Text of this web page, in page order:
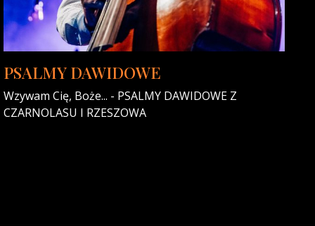
PSALMY DAWIDOWE
Wzywam Cię, Boże... - PSALMY DAWIDOWE Z
CZARNOLASU I RZESZOWA